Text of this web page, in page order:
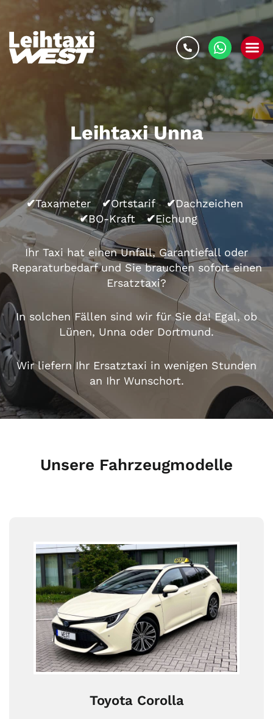
LeihtaxiUnna
✔Taxameter✔Ortstarif✔Dachzeichen
✔BO-Kraft✔Eichung
Ihr Taxi hat einen Unfall, Garantiefall oder
Reparaturbedarf und Sie brauchen sofort einen
Ersatztaxi?
In solchen Fällen sind wir für Sie da! Egal, ob
Lünen, Unna oder Dortmund.
Wir liefern Ihr Ersatztaxi in wenigen Stunden
an Ihr Wunschort.
Unsere Fahrzeugmodelle
Toyota Corolla